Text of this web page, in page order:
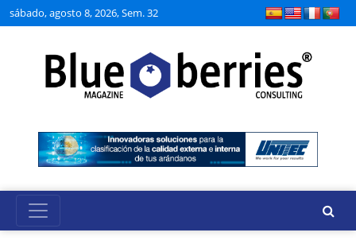
sábado, agosto 8, 2026, Sem. 32